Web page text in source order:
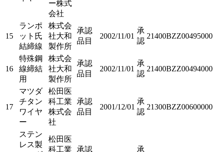
ー株式
会社
15
ランポ
ット氏
結締線
株式会
社大和
製作所
承認
品目
2002/11/01
承
認
21400BZZ00495000
16
特殊鋼
線締結
用
株式会
社大和
製作所
承認
品目
2002/11/01
承
認
21400BZZ00494000
17
マツダ
チタン
ワイヤ
ー
松田医
科工業
株式会
社
承認
品目
2001/12/01
承
認
21300BZZ00600000
ステン
レス製
松田医
科工業
承認 承